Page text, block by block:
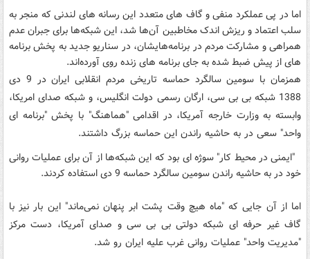
اما در پی عملکرد منفی و گاف های متعدد این رسانه های لندنی که منجر به
سلب اعتماد و ریزش اندک مخاطبین آن‌ها شد، این شبکه‌ها برای جبران عدم
همراهی و مشارکت مردم در برنامه‌هایشان، در سناریو جدید به پخش برنامه
های از پیش ضبط شده به جای برنامه های زنده روی آورده‌اند.
همزمان با سومین سالگرد حماسه تاریخی مردم انقلابی ایران در 9 دی
1388 شبکه بی بی سی، ارگان رسمی دولت انگلیس، و شبکه صدای امریکا،
وابسته به وزارت خارجه آمریکا، در اقدامی "هماهنگ" با پخش "برنامه ای
واحد" سعی در به حاشیه راندن این حماسه بزرگ داشتند.
"ایمنی در محیط کار" سوژه ای بود که این شبکه‌ها از آن برای عملیات روانی
خود در به حاشیه راندن سومین سالگرد حماسه 9 دی استفاده کردند.
اما از آن جایی که "ماه هیچ وقت پشت ابر پنهان نمی‌ماند" این بار نیز با
گاف غیر حرفه ای شبکه دولتی بی بی سی و صدای آمریکا، دست مرکز
"مدیریت واحد" عملیات روانی غرب علیه ایران رو شد.